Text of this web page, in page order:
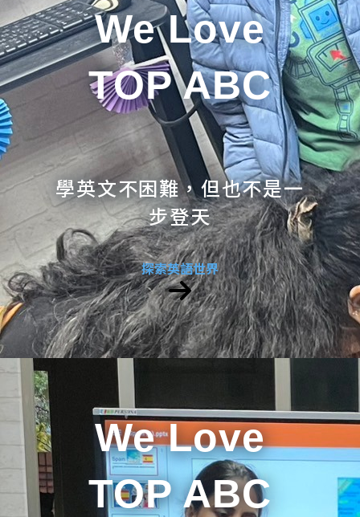
We Love
TOP ABC
學英文不困難，但也不是一
步登天
探索英語世界
We Love
TOP ABC